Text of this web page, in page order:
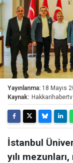
Yayınlanma: 18 Mayıs
Kaynak: Hakkarihabertv
İstanbul
yılı